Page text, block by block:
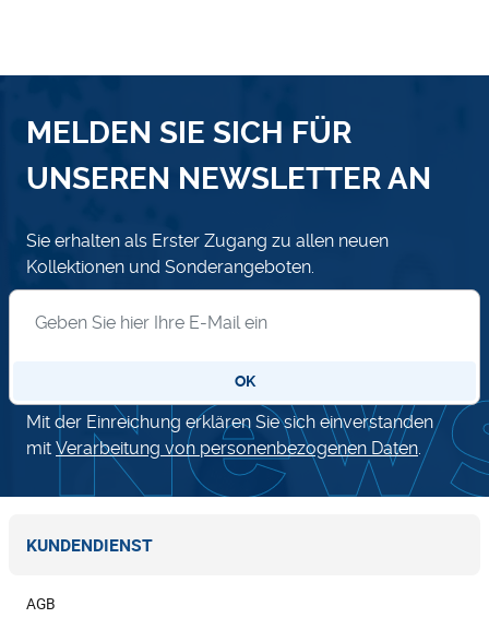
MELDEN SIE SICH FÜR
UNSEREN NEWSLETTER AN
Sie erhalten als Erster Zugang zu allen neuen
Kollektionen und Sonderangeboten.
OK
Mit der Einreichung erklären Sie sich einverstanden
mit Verarbeitung von personenbezogenen Daten
KUNDENDIENST
AGB